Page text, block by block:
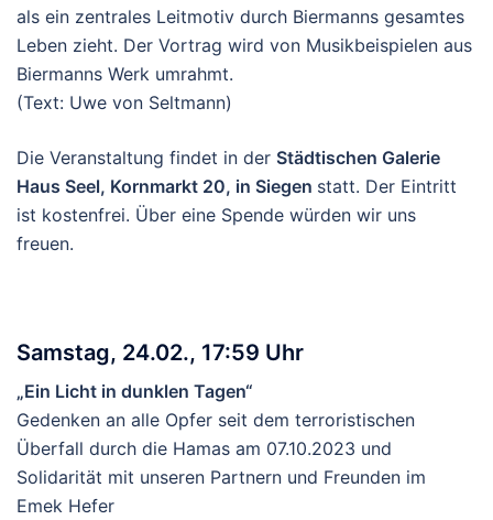
als ein zentrales Leitmotiv durch Biermanns gesamtes
Leben zieht. Der Vortrag wird von Musikbeispielen aus
Biermanns Werk umrahmt.
(Text: Uwe von Seltmann)
Die Veranstaltung findet in der Städtischen Galerie
Haus Seel, Kornmarkt 20, in Siegen statt. Der Eintritt
ist kostenfrei. Über eine Spende würden wir uns
freuen.
Samstag, 24.02., 17:59 Uhr
„Ein Licht in dunklen Tagen“
Gedenken an alle Opfer seit dem terroristischen
Überfall durch die Hamas am 07.10.2023 und
Solidarität mit unseren Partnern und Freunden im
Emek Hefer